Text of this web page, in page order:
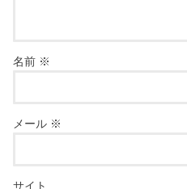
名前 ※
メール ※
サイト